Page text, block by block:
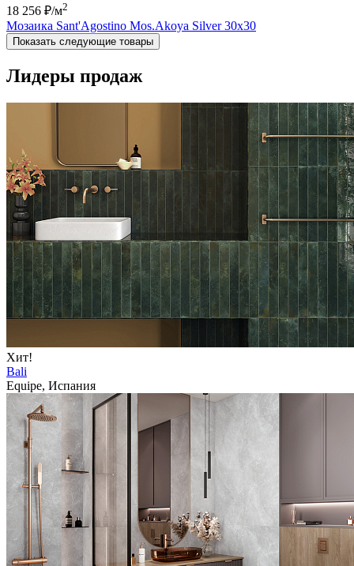
18 256 ₽/м2
Мозаика Sant'Agostino Mos.Akoya Silver 30x30
Показать следующие товары
Лидеры продаж
Хит!
Bali
Equipe, Испания